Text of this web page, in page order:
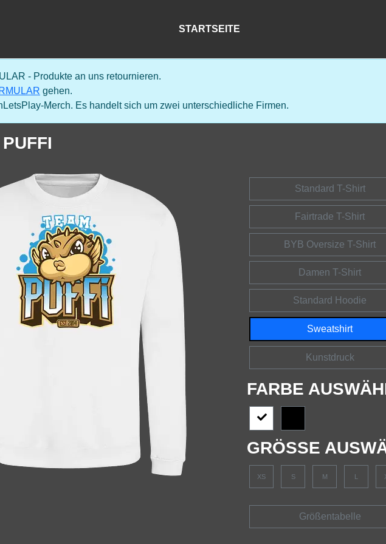
STARTSEITE
- Produkte an uns retournieren.
gehen.
Merch. Es handelt sich um zwei unterschiedliche Firmen.
Standard T-Shirt
Fairtrade T-Shirt
BYB Oversize T-Shirt
Damen T-Shirt
Standard Hoodie
Sweatshirt
Kunstdruck
FARBE
GRÖSSE
XS S M L
Größentabelle